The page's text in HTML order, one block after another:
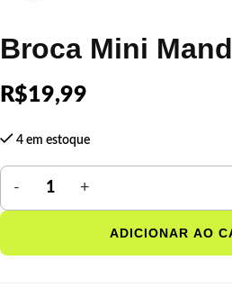
Broca Mini
R$19,99
4 em estoque
ADICIONAR AO